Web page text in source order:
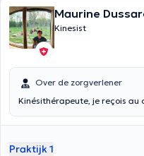
Maurine
Kinesist
Over de zorgverlener
Kinésithérapeute, je reçois au
Praktijk 1